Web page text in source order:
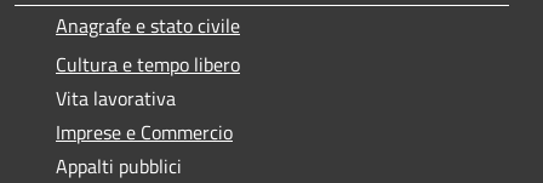
Anagrafe e stato civile
Cultura e tempo libero
Vita lavorativa
Imprese e Commercio
Appalti pubblici